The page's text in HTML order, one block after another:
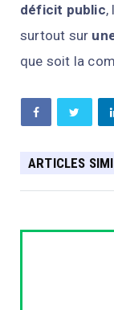
déficit public,
surtout sur
que soit la
ARTICLES